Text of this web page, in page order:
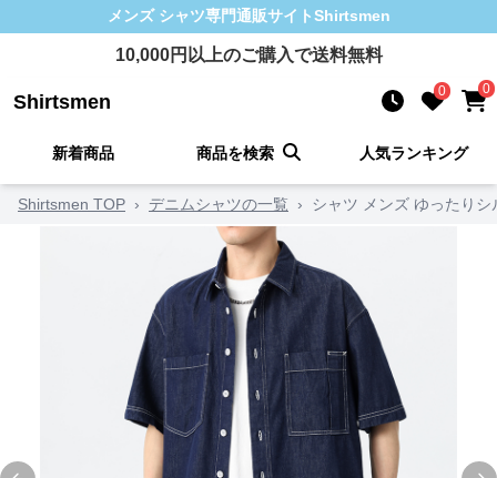
メンズ シャツ専門通販サイトShirtsmen
10,000円以上のご購入で送料無料
Shirtsmen 0 0
新着商品 商品を検索 人気ランキング
Shirtsmen TOP › デニムシャツの一覧 › シャツ メンズ ゆったり